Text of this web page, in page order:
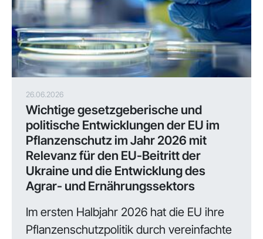
26.06.2026
Wichtige gesetzgeberische und
politische Entwicklungen der EU im
Pflanzenschutz im Jahr 2026 mit
Relevanz für den EU-Beitritt der
Ukraine und die Entwicklung des
Agrar- und Ernährungssektors
Im ersten Halbjahr 2026 hat die EU ihre
Pflanzenschutzpolitik durch vereinfachte